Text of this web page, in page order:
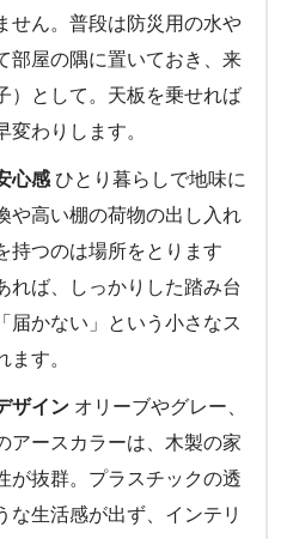
せん。普段は防災用の水や
部屋の隅に置いておき、来
）として。天板を乗せれば
わりします。
心感 ひとり暮らしで地味に
や高い棚の荷物の出し入れ
持つのは場所をとります
れば、しっかりした踏み台
届かない」という小さなス
ます。
ザイン オリーブやグレー、
アースカラーは、木製の家
が抜群。プラスチックの透
な生活感が出ず、インテリ